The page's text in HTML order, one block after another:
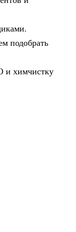
подобрать
и химчистку